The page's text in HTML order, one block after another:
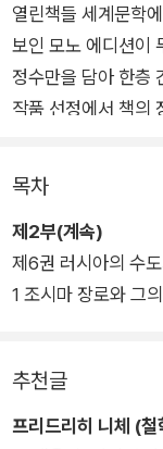
열린책들 세계문학
보인 모노 에디션이
정수만을 담아 한층
작품 선정에서 책의
러시아가 낳은 대문
나로 꼽히는 표도르
형제들』이 이대우
스토옙스키는 지드,
을 남겼다.
목차
제2부(계속)
제6권 러시아의 수
1 조시마 장로와 그
추천글
프리드리히 니체 (